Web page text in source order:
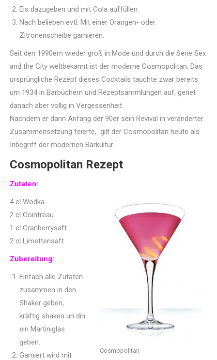
Eis dazugeben und mit Cola auffüllen.
Nach belieben evtl. Mit einer Orangen- oder
Zitronenscheibe garnieren.
Seit den 1990ern wieder groß in Mode und durch die Serie Sex
and the City weltbekannt ist der moderne Cosmopolitan. Das
ursprüngliche Rezept dieses Cocktails tauchte zwar bereits
um 1934 in Barbüchern und Rezeptsammlungen auf, geriet
danach aber völlig in Vergessenheit.
Nachdem er dann Anfang der 90er sein Revival in veränderter
Zusammensetzung feierte, gilt der Cosmopolitan heute als
Inbegriff der modernen Barkultur.
Cosmopolitan Rezept
Zutaten:
Cosmopolitan
4 cl Wodka
2 cl Cointreau
1 cl Cranberrysaft
2 cl Limettensaft
Zubereitung:
Einfach alle Zutaten
zusammen in den
Shaker geben,
kräftig shaken un din
ein Martiniglas
geben.
Garniert wird mit